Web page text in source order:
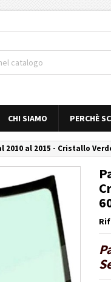
CHI SIAMO PERCHÈ
2010 al 2015 - Cristallo